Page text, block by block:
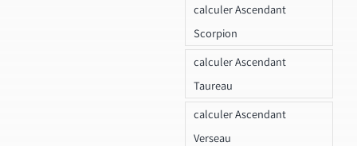
calculer Ascendant
Scorpion
calculer Ascendant
Taureau
calculer Ascendant
Verseau